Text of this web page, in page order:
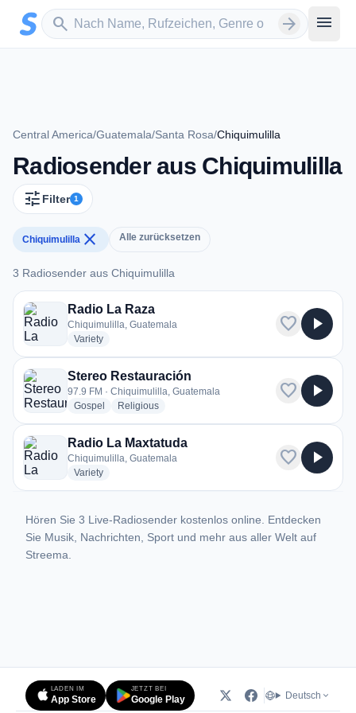
Zum Hauptinhalt springen
search
Sender suchen arrow_forward menu
Central America/Guatemala/Santa Rosa/Chiquimulilla
Radiosender aus Chiquimulilla
tune Filter 1
Chiquimulilla close Alle zurücksetzen
3 Radiosender aus Chiquimulilla
3 Radiosender aus Chiquimulilla
Radio La Raza
Chiquimulilla, Guatemala
Varietyradio stations
favorite play_arrow
Stereo Restauración
97.9 FM · Chiquimulilla, Guatemala
Gospel
radio stations
Religiousradio stations
favorite play_arrow
Radio La Maxtatuda
Chiquimulilla, Guatemala
Varietyradio stations
favorite play_arrow
Hören Sie 3 Live-Radiosender kostenlos online. Entdecken
Sie Musik, Nachrichten, Sport und mehr aus aller Welt auf
Streema.
LADEN IM
App Store
JETZT BEI
Google Play Deutsch